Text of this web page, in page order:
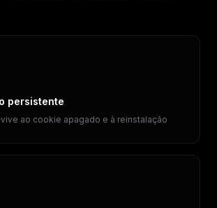
persistente
ao cookie apagado e à reinstalação